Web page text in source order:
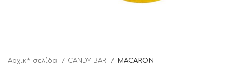
Αρχική σελίδα CANDY BAR MACARON